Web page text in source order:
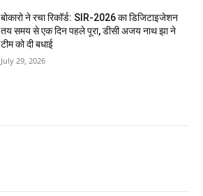
बोकारो ने रचा रिकॉर्ड: SIR-2026 का डिजिटाइजेशन
तय समय से एक दिन पहले पूरा, डीसी अजय नाथ झा ने
टीम को दी बधाई
July 29, 2026